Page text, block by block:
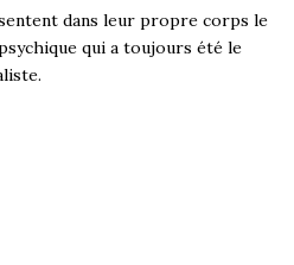
dans leur propre corps le
qui a toujours été le